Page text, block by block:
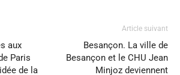
aux
Paris
de la
Article suivant
Besançon. La ville de
Besançon et le CHU Jean
Minjoz deviennent